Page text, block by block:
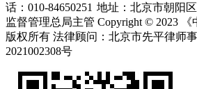
话：010-84650251 地址：北京市朝阳
监督管理总局主管 Copyright © 2023
版权所有 法律顾问：北京市先平律师
2021002308号